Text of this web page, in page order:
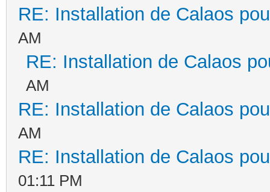
RE: Installation de Calaos
AM
RE: Installation de Calaos
AM
RE: Installation de Calaos
AM
RE: Installation de Calaos
01:11 PM